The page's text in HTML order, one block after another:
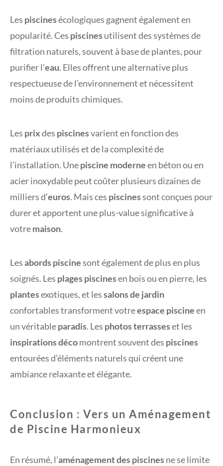
Les piscinesécologiques gagnent également en
popularité. Ces piscinesutilisent des systèmes de
filtration naturels, souvent à base de plantes, pour
purifier l’eau. Elles offrent une alternative plus
respectueuse de l’environnement et nécessitent
moins de produits chimiques.
Les prixdes piscinesvarient en fonction des
matériaux utilisés et de la complexité de
l’installation. Unepiscine moderneen béton ou en
acier inoxydable peut coûter plusieurs dizaines de
milliers d’euros. Mais ces piscinessont conçues pour
durer et apportent une plus-value significative à
votremaison.
Lesabords piscinesont également de plus en plus
soignés. Les plages piscinesen bois ou en pierre, les
plantesexotiques, et lessalons de jardin
confortables transforment votreespace piscineen
un véritableparadis. Les photos terrasseset les
inspirations décomontrent souvent des piscines
entourées d’éléments naturels qui créent une
ambiance relaxante et élégante.
Conclusion : Vers un Aménagement
de Piscine Harmonieux
En résumé, l’aménagement des piscinesne se limite